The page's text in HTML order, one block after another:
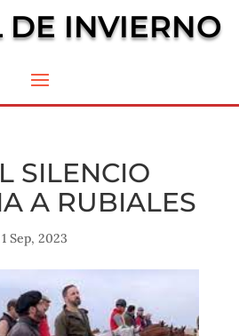
DE INVIERNO
SILENCIO
A RUBIALES
1 Sep, 2023